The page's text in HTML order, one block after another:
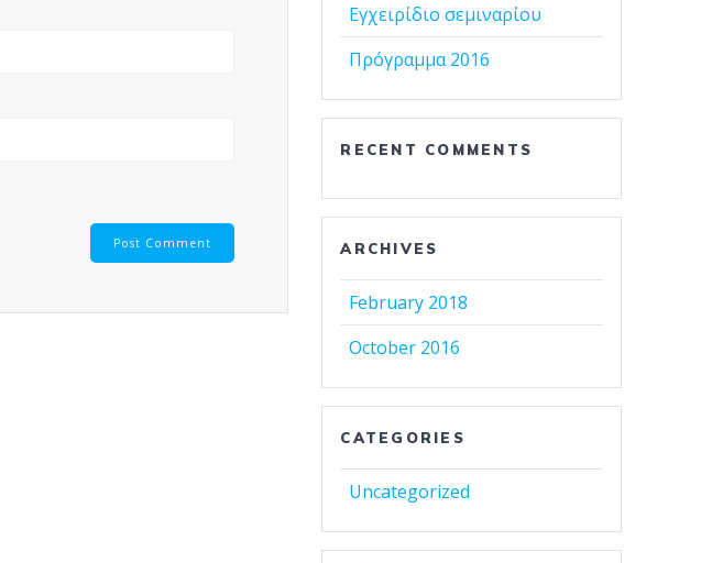
Εγχειρίδιο σεμιναρίου
Πρόγραμμα 2016
RECENT COMMENTS
ARCHIVES
February 2018
October 2016
CATEGORIES
Uncategorized